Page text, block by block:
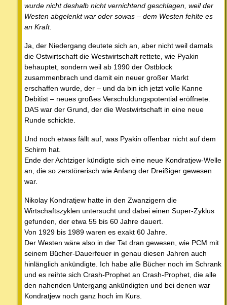
wurde nicht deshalb nicht vernichtend geschlagen, weil der
Westen abgelenkt war oder sowas – dem Westen fehlte es
an Kraft.
Ja, der Niedergang deutete sich an, aber nicht weil damals
die Ostwirtschaft die Westwirtschaft rettete, wie Pyakin
behauptet, sondern weil ab 1990 der Ostblock
zusammenbrach und damit ein neuer großer Markt
erschaffen wurde, der – und da bin ich jetzt volle Kanne
Debitist – neues großes Verschuldungspotential eröffnete.
DAS war der Grund, der die Westwirtschaft in eine neue
Runde schickte.
Und noch etwas fällt auf, was Pyakin offenbar nicht auf dem
Schirm hat.
Ende der Achtziger kündigte sich eine neue Kondratjew-Welle
an, die so zerstörerisch wie Anfang der Dreißiger gewesen
war.
Nikolay Kondratjew hatte in den Zwanzigern die
Wirtschaftszyklen untersucht und dabei einen Super-Zyklus
gefunden, der etwa 55 bis 60 Jahre dauert.
Von 1929 bis 1989 waren es exakt 60 Jahre.
Der Westen wäre also in der Tat dran gewesen, wie PCM mit
seinem Bücher-Dauerfeuer in genau diesen Jahren auch
hinlänglich ankündigte. Ich habe alle Bücher noch im Schrank
und es reihte sich Crash-Prophet an Crash-Prophet, die alle
den nahenden Untergang ankündigten und bei denen war
Kondratjew noch ganz hoch im Kurs.